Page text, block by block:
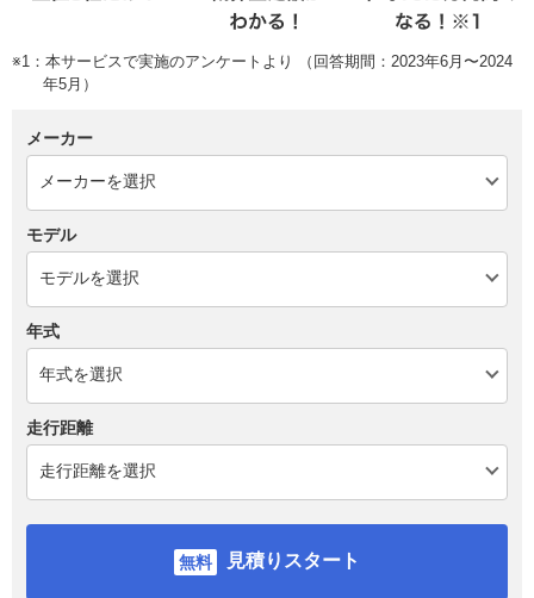
※1：本サービスで実施のアンケートより （回答期間：2023年6月〜2024
年5月）
メーカー
モデル
年式
走行距離
見積りスタート